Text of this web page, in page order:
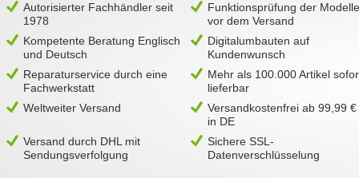
Autorisierter Fachhändler seit
1978
Funktionsprüfung der Modelle
vor dem Versand
Kompetente Beratung Englisch
und Deutsch
Digitalumbauten auf
Kundenwunsch
Reparaturservice durch eine
Fachwerkstatt
Mehr als 100.000 Artikel
lieferbar
Weltweiter Versand
Versandkostenfrei ab 99,99 €
in DE
Versand durch DHL mit
Sendungsverfolgung
Sichere SSL-
Datenverschlüsselung